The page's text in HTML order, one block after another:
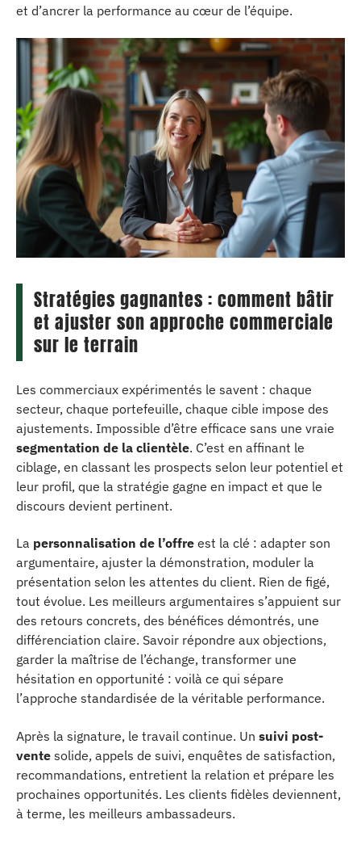
et d’ancrer la performance au cœur de l’équipe.
Stratégies gagnantes : comment bâtir
et ajuster son approche commerciale
sur le terrain
Les commerciaux expérimentés le savent : chaque
secteur, chaque portefeuille, chaque cible impose des
ajustements. Impossible d’être efficace sans une vraie
segmentation de la clientèle. C’est en affinant le
ciblage, en classant les prospects selon leur potentiel et
leur profil, que la stratégie gagne en impact et que le
discours devient pertinent.
La personnalisation de l’offre est la clé : adapter son
argumentaire, ajuster la démonstration, moduler la
présentation selon les attentes du client. Rien de figé,
tout évolue. Les meilleurs argumentaires s’appuient sur
des retours concrets, des bénéfices démontrés, une
différenciation claire. Savoir répondre aux objections,
garder la maîtrise de l’échange, transformer une
hésitation en opportunité : voilà ce qui sépare
l’approche standardisée de la véritable performance.
Après la signature, le travail continue. Un suivi post-
vente solide, appels de suivi, enquêtes de satisfaction,
recommandations, entretient la relation et prépare les
prochaines opportunités. Les clients fidèles deviennent,
à terme, les meilleurs ambassadeurs.